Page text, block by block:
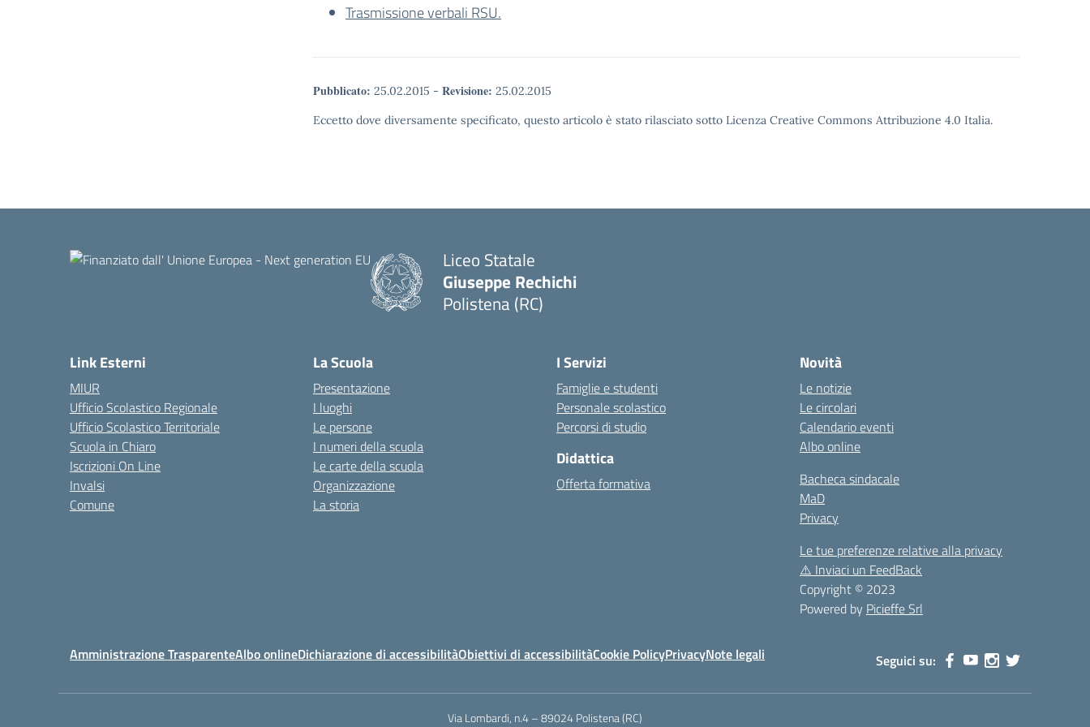
Trasmissione verbali RSU.
Pubblicato: 25.02.2015 - Revisione: 25.02.2015
Eccetto dove diversamente specificato, questo articolo è stato rilasciato sotto Licenza Creative Commons Attribuzione 4.0 Italia.
Liceo Statale
Giuseppe Rechichi
Polistena (RC)
Link Esterni
MIUR
Ufficio Scolastico Regionale
Ufficio Scolastico Territoriale
Scuola in Chiaro
Iscrizioni On Line
Invalsi
Comune
La Scuola
Presentazione
I luoghi
Le persone
I numeri della scuola
Le carte della scuola
Organizzazione
La storia
I Servizi
Famiglie e studenti
Personale scolastico
Percorsi di studio
Didattica
Offerta formativa
Novità
Le notizie
Le circolari
Calendario eventi
Albo online
Bacheca sindacale
MaD
Privacy
Le tue preferenze relative alla privacy
⚠️ Inviaci un FeedBack
Copyright © 2023
Powered by Picieffe Srl
Amministrazione TrasparenteAlbo onlineDichiarazione di accessibilitàObiettivi di accessibilitàCookie PolicyPrivacyNote legali Seguici su:
Via Lombardi, n.4 – 89024 Polistena (RC)